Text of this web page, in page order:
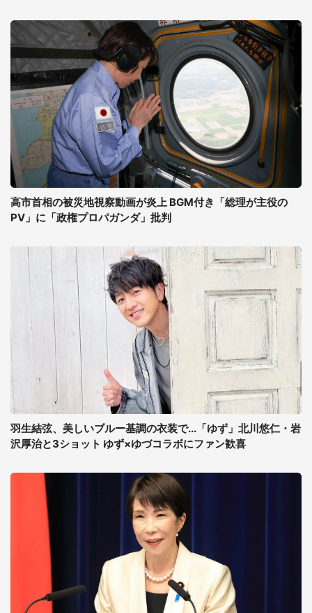
高市首相の被災地視察動画が炎上 BGM付き「総理が主役の
PV」に「政権プロパガンダ」批判
羽生結弦、美しいブルー基調の衣装で...「ゆず」北川悠仁・岩
沢厚治と3ショット ゆず×ゆづコラボにファン歓喜